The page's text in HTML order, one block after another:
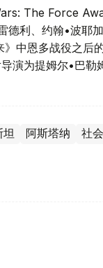
The Force
德利、约翰•波耶
中恩多战役之后
演为提姆尔•巴勒
坦 阿斯塔纳 社会